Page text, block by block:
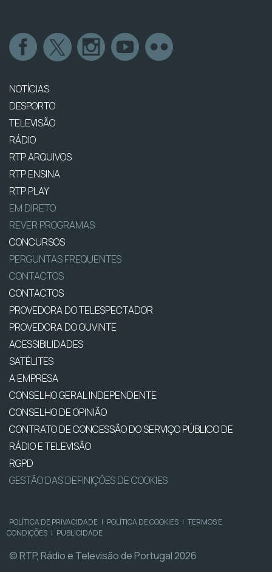
NOTÍCIAS
DESPORTO
TELEVISÃO
RÁDIO
RTP ARQUIVOS
RTP ENSINA
RTP PLAY
EM DIRETO
REVER PROGRAMAS
CONCURSOS
PERGUNTAS FREQUENTES
CONTACTOS
CONTACTOS
PROVEDORA DO TELESPECTADOR
PROVEDORA DO OUVINTE
ACESSIBILIDADES
SATÉLITES
A EMPRESA
CONSELHO GERAL INDEPENDENTE
CONSELHO DE OPINIÃO
CONTRATO DE CONCESSÃO DO SERVIÇO PÚBLICO DE
RÁDIO E TELEVISÃO
RGPD
GESTÃO DAS DEFINIÇÕES DE COOKIES
POLÍTICA DE PRIVACIDADE | POLÍTICA DE COOKIES | TERMOS E
CONDIÇÕES | PUBLICIDADE
© RTP, Rádio e Televisão de Portugal 2026